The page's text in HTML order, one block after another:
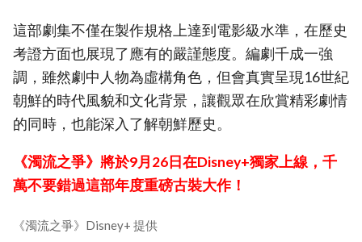
這部劇集不僅在製作規格上達到電影級水準，在歷史
考證方面也展現了應有的嚴謹態度。編劇千成一強
調，雖然劇中人物為虛構角色，但會真實呈現16世紀
朝鮮的時代風貌和文化背景，讓觀眾在欣賞精彩劇情
的同時，也能深入了解朝鮮歷史。
《濁流之爭》將於9月26日在Disney+獨家上線，千
萬不要錯過這部年度重磅古裝大作！
《濁流之爭》Disney+ 提供